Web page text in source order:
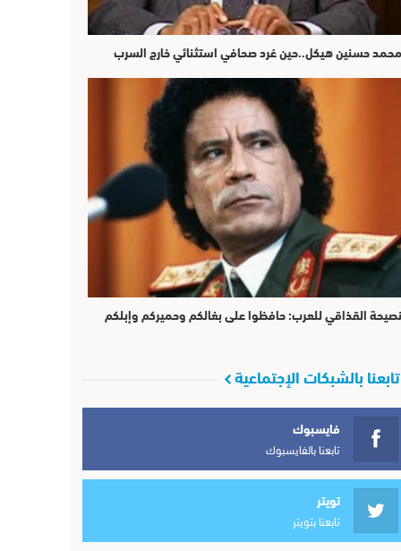
محمد حسنين هيكل..حين غرد صحافي استثنائي خارج السرب
نصيحة القذاقي للعرب: حافظوا على بغالكم وحميركم وإبلكم
تابعنا بالشبكات الإجتماعية
فايسبوك
تابعنا بالفايسبوك
تويتر
تابعنا بتويتر